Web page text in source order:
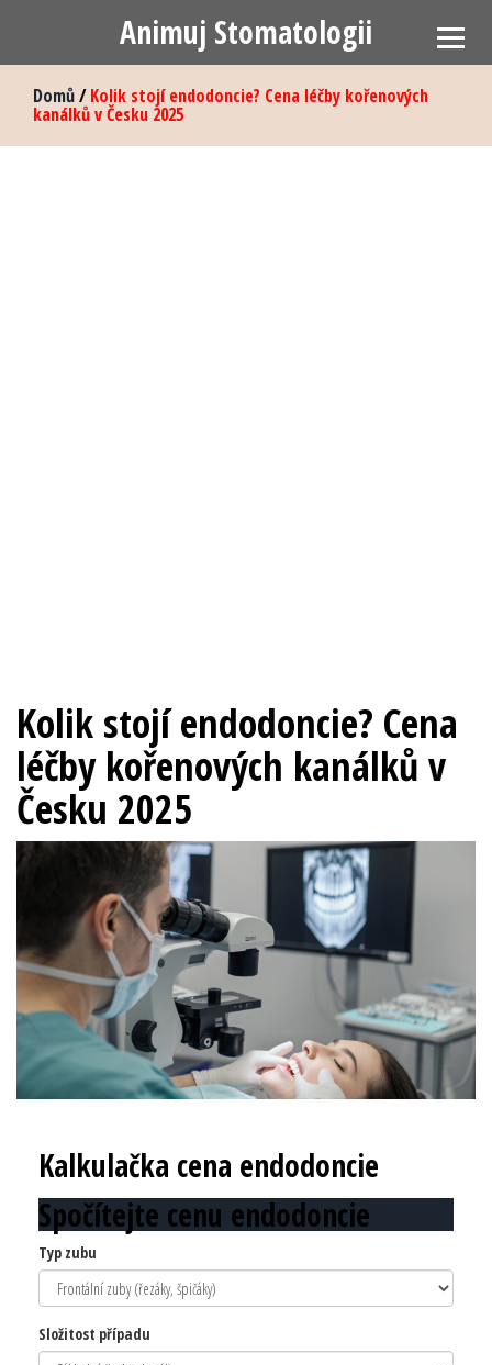
Animuj Stomatologii
Domů/Kolik stojí endodoncie? Cena léčby kořenových
kanálků v Česku 2025
Kolik stojí endodoncie? Cena
léčby kořenových kanálků v
Česku 2025
Kalkulačka cena endodoncie
Spočítejte cenu endodoncie
Typ zubu
Složitost případu